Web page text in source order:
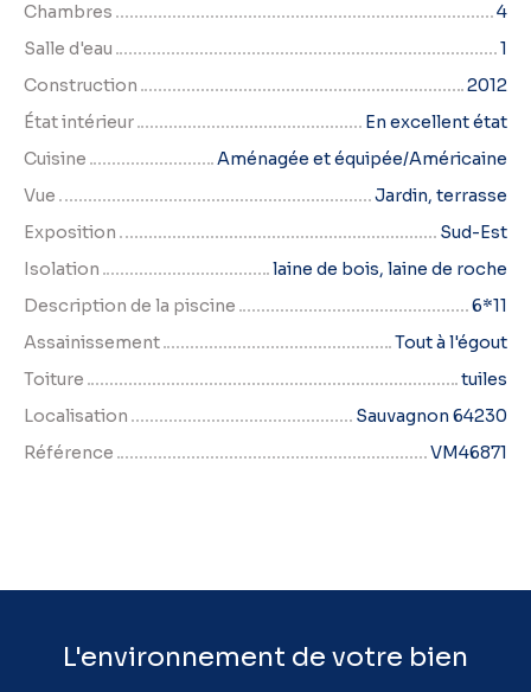
Chambres
4
Salle d'eau
1
Construction
2012
État intérieur
En excellent état
Cuisine
Aménagée et équipée/Américaine
Vue
Jardin, terrasse
Exposition
Sud-Est
Isolation
laine de bois, laine de roche
Description de la piscine
6*11
Assainissement
Tout à l'égout
Toiture
tuiles
Localisation
Sauvagnon 64230
Référence
VM46871
L'environnement de votre bien